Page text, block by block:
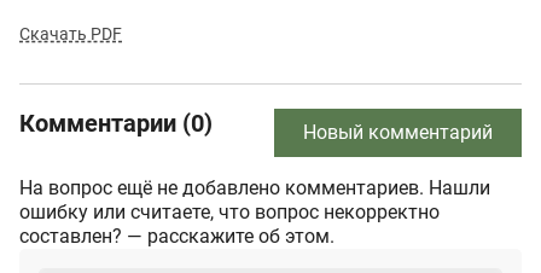
Скачать PDF
Комментарии (0) Новый комментарий
На вопрос ещё не добавлено комментариев. Нашли
ошибку или считаете, что вопрос некорректно
составлен? — расскажите об этом.